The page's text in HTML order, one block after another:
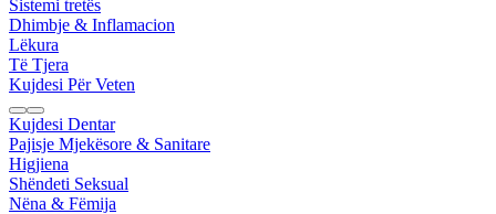
Sistemi tretës
Dhimbje & Inflamacion
Lëkura
Të Tjera
Kujdesi Për Veten
Kujdesi Dentar
Pajisje Mjekësore & Sanitare
Higjiena
Shëndeti Seksual
Nëna & Fëmija